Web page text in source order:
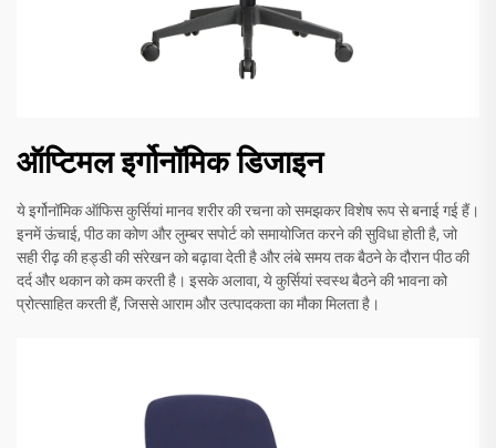
ऑप्टिमल इर्गोनॉमिक डिजाइन
ये इर्गोनॉमिक ऑफिस कुर्सियां मानव शरीर की रचना को समझकर विशेष रूप से बनाई गई हैं।
इनमें ऊंचाई, पीठ का कोण और लुम्बर सपोर्ट को समायोजित करने की सुविधा होती है, जो
सही रीढ़ की हड्डी की संरेखन को बढ़ावा देती है और लंबे समय तक बैठने के दौरान पीठ की
दर्द और थकान को कम करती है। इसके अलावा, ये कुर्सियां स्वस्थ बैठने की भावना को
प्रोत्साहित करती हैं, जिससे आराम और उत्पादकता का मौका मिलता है।